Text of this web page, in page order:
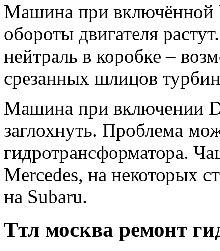
Машина при включённой
обороты двигателя
нейтраль в коробке –
срезанных шлицов
Машина при включении D
заглохнуть. Проблема
гидротрансформатора.
Mercedes, на некоторых
на Subaru.
Ттл москва ремонт